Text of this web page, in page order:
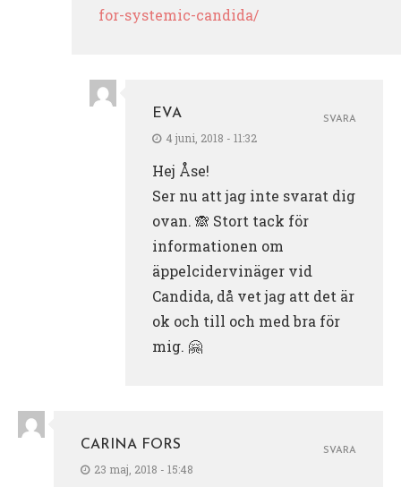
for-systemic-candida/
EVA
4 juni, 2018 - 11:32
Hej Åse!
Ser nu att jag inte svarat dig
ovan. 🙈 Stort tack för
informationen om
äppelcidervinäger vid
Candida, då vet jag att det är
ok och till och med bra för
mig. 🤗
SVARA
CARINA FORS
23 maj, 2018 - 15:48
SVARA